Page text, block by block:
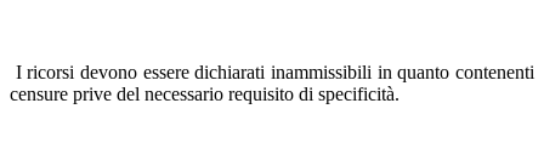
I ricorsi devono essere dichiarati inammissibili in quanto contenenti
censure prive del necessario requisito di specificità.